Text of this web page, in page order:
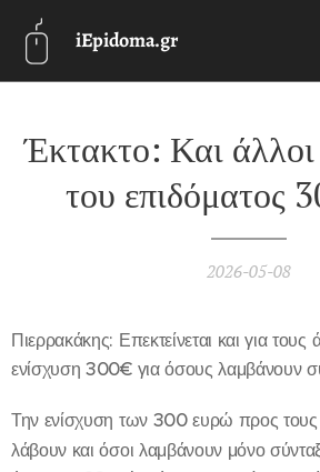
iEpidoma.gr
Έκτακτο: Και άλλοι
του επιδόματος
2026-05-08
Πιερρακάκης: Επεκτείνεται και για
ενίσχυση 300€ για όσους λαμβάνουν
Την ενίσχυση των 300 ευρώ προς
λάβουν και όσοι λαμβάνουν μόνο